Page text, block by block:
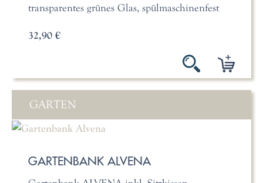
transparentes grünes Glas, spülmaschinenfest
32,90 €
GARTEN
GARTENBANK ALVENA